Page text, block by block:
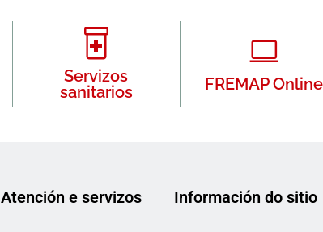
Servizos
sanitarios
FREMAP Online
Atención e servizos Información do sitio